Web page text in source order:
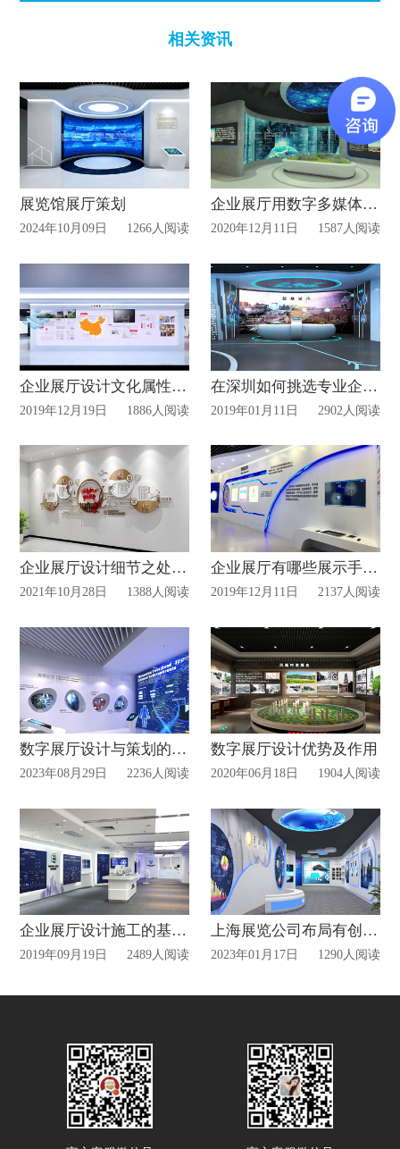
相关资讯
展览馆展厅策划
2024年10月09日 1266人阅读
企业展厅用数字多媒体技术的好处!
2020年12月11日 1587人阅读
企业展厅设计文化属性如何体现？
2019年12月19日 1886人阅读
在深圳如何挑选专业企业展厅设计公司？
2019年01月11日 2902人阅读
企业展厅设计细节之处——文化墙设计
2021年10月28日 1388人阅读
企业展厅有哪些展示手段?
2019年12月11日 2137人阅读
数字展厅设计与策划的要求？
2023年08月29日 2236人阅读
数字展厅设计优势及作用
2020年06月18日 1904人阅读
企业展厅设计施工的基本流程
2019年09月19日 2489人阅读
上海展览公司布局有创意的展厅设计
2023年01月17日 1290人阅读